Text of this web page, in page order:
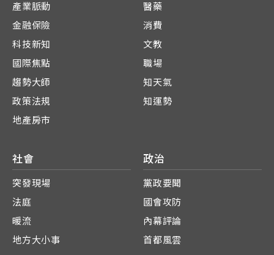
產業脈動
金融保險
科技新知
國際焦點
趨勢大師
政策法規
地產房市
醫藥
消費
文教
職場
知天氣
知運勢
社會
突發現場
法庭
暖流
地方大小事
政治
黨政要聞
國會攻防
內幕評論
首都風雲